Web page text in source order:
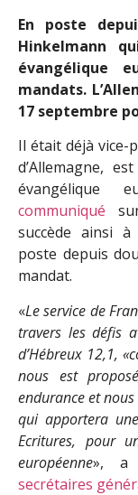
En poste
Hinkelmann
évangélique
mandats.
17 septembre
Il était déjà vice-
d’Allemagne,
évangélique
communiqué
succède ainsi à
poste depuis
mandat.
«Le service de
travers les défis
d’Hébreux 12,1,
nous est
endurance et nous
qui apportera
Ecritures, pour
européenne», a
secrétaires